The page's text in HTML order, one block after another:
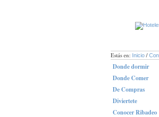
Estás en: Inicio /
Donde dormir
Donde Comer
De Compras
Diviertete
Conocer Ribadeo